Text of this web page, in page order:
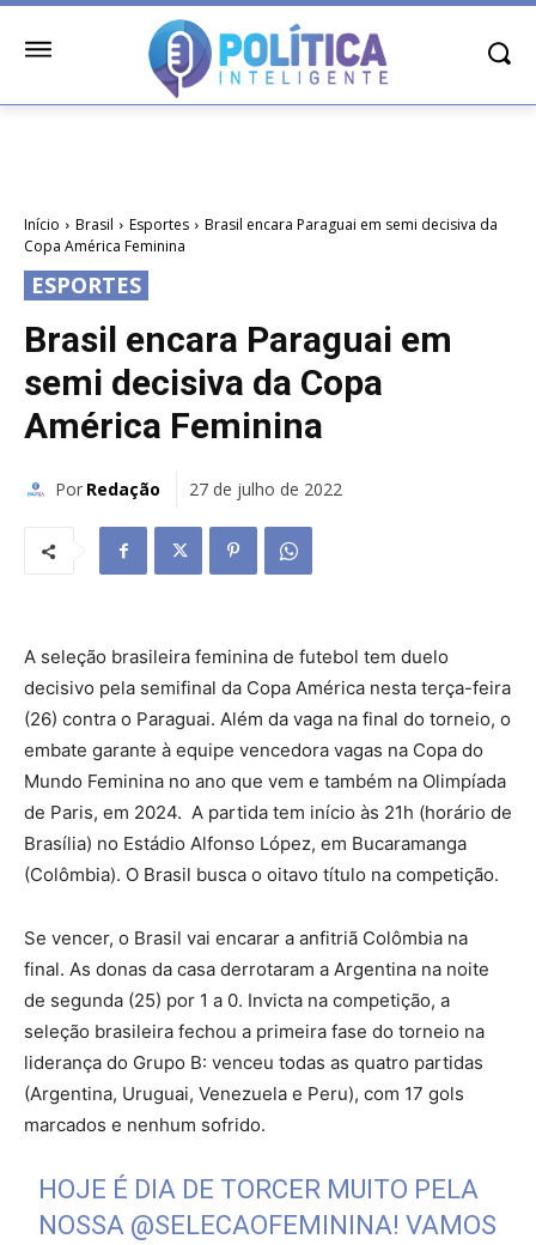
Início Brasil Esportes
Brasil encara Paraguai em semi decisiva da
Copa América Feminina
ESPORTES
Brasil encara Paraguai em
semi decisiva da Copa
América Feminina
Por Redação 27 de julho de 2022
A seleção brasileira feminina de futebol tem duelo
decisivo pela semifinal da Copa América nesta terça-feira
(26) contra o Paraguai. Além da vaga na final do torneio, o
embate garante à equipe vencedora vagas na Copa do
Mundo Feminina no ano que vem e também na Olimpíada
de Paris, em 2024. A partida tem início às 21h (horário de
Brasília) no Estádio Alfonso López, em Bucaramanga
(Colômbia). O Brasil busca o oitavo título na competição.
Se vencer, o Brasil vai encarar a anfitriã Colômbia na
final. As donas da casa derrotaram a Argentina na noite
de segunda (25) por 1 a 0. Invicta na competição, a
seleção brasileira fechou a primeira fase do torneio na
liderança do Grupo B: venceu todas as quatro partidas
(Argentina, Uruguai, Venezuela e Peru), com 17 gols
marcados e nenhum sofrido.
HOJE É DIA DE TORCER MUITO PELA
NOSSA @SELECAOFEMININA! VAMOS